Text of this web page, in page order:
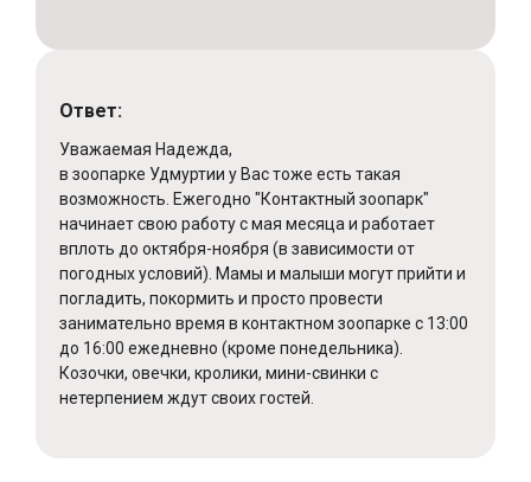
Ответ:
Уважаемая Надежда,
в зоопарке Удмуртии у Вас тоже есть такая
возможность. Ежегодно "Контактный зоопарк"
начинает свою работу с мая месяца и работает
вплоть до октября-ноября (в зависимости от
погодных условий). Мамы и малыши могут прийти и
погладить, покормить и просто провести
занимательно время в контактном зоопарке с 13:00
до 16:00 ежедневно (кроме понедельника).
Козочки, овечки, кролики, мини-свинки с
нетерпением ждут своих гостей.